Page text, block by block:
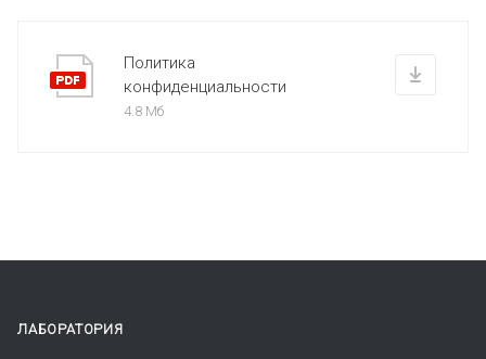
Политика
конфиденциальности
4.8 Мб
ЛАБОРАТОРИЯ